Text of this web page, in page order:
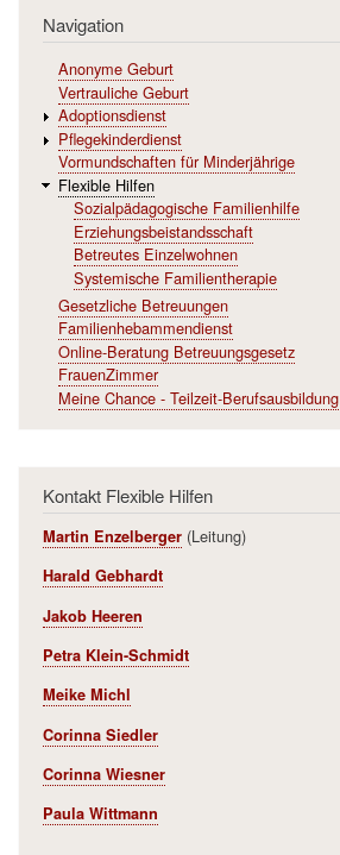
Navigation
Anonyme Geburt
Vertrauliche Geburt
Adoptionsdienst
Pflegekinderdienst
Vormundschaften für Minderjährige
Flexible Hilfen
Sozialpädagogische Familienhilfe
Erziehungsbeistandsschaft
Betreutes Einzelwohnen
Systemische Familientherapie
Gesetzliche Betreuungen
Familienhebammendienst
Online-Beratung Betreuungsgesetz
FrauenZimmer
Meine Chance - Teilzeit-Berufsausbildung
Kontakt Flexible Hilfen
Martin Enzelberger (Leitung)
Harald Gebhardt
Jakob Heeren
Petra Klein-Schmidt
Meike Michl
Corinna Siedler
Corinna Wiesner
Paula Wittmann